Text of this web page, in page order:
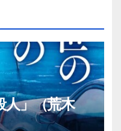
人」（荒木